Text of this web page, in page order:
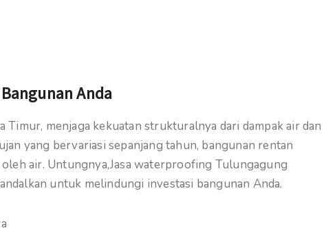
Anda
menjaga kekuatan strukturalnya dari dampak air dan
yang bervariasi sepanjang tahun, bangunan rentan
air. Untungnya,Jasa waterproofing Tulungagung
untuk melindungi investasi bangunan Anda.